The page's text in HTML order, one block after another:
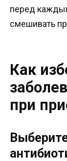
перед
смешивать
Как
при